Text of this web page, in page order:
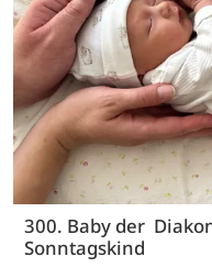
300. Baby der
Sonntagskind